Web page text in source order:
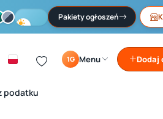
Pakiety ogłoszeń
1G Menu Dodaj
podatku